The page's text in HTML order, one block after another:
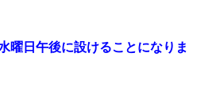
曜日午後に設けることになりま